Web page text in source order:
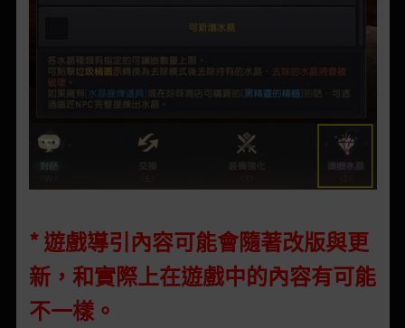
* 遊戲導引內容可能會隨著改版與更
新，和實際上在遊戲中的內容有可能
不一樣。